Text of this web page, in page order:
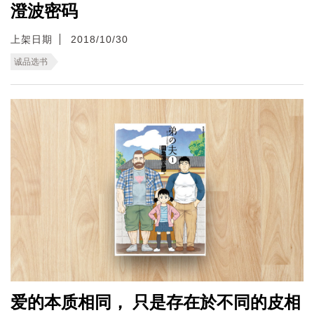
澄波密码
上架日期 2018/10/30
诚品选书
爱的本质相同， 只是存在於不同的皮相